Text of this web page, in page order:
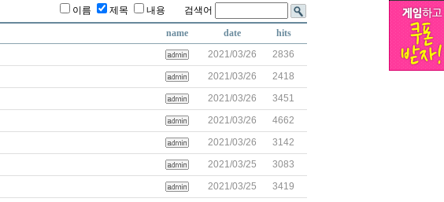
이름 제목 내용 검색어
name date
hits
2021/03/26
2836
2021/03/26
2418
2021/03/26
3451
2021/03/26
4662
2021/03/26
3142
2021/03/25
3083
2021/03/25
3419